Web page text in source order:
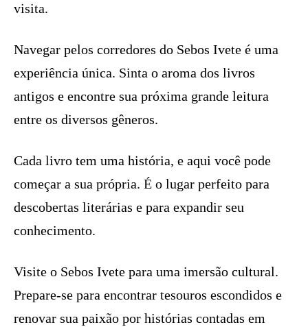
visita.
Navegar pelos corredores do Sebos Ivete é uma
experiência única. Sinta o aroma dos livros
antigos e encontre sua próxima grande leitura
entre os diversos gêneros.
Cada livro tem uma história, e aqui você pode
começar a sua própria. É o lugar perfeito para
descobertas literárias e para expandir seu
conhecimento.
Visite o Sebos Ivete para uma imersão cultural.
Prepare-se para encontrar tesouros escondidos e
renovar sua paixão por histórias contadas em